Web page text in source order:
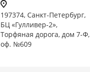
197374, Санкт-Петербург,
БЦ «Гулливер-2»,
Торфяная дорога, дом 7-Ф,
оф. №609